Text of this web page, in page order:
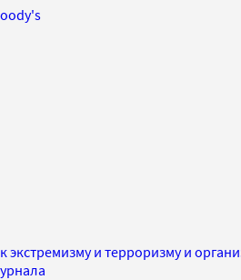
экстремизму и терроризму и